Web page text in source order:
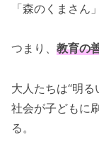
「森のくまさん
つまり、 教育の
大人たちは“明る
社会が子どもに
る。